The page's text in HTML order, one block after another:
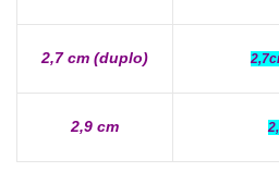
2,7 cm (duplo)
2,9 cm